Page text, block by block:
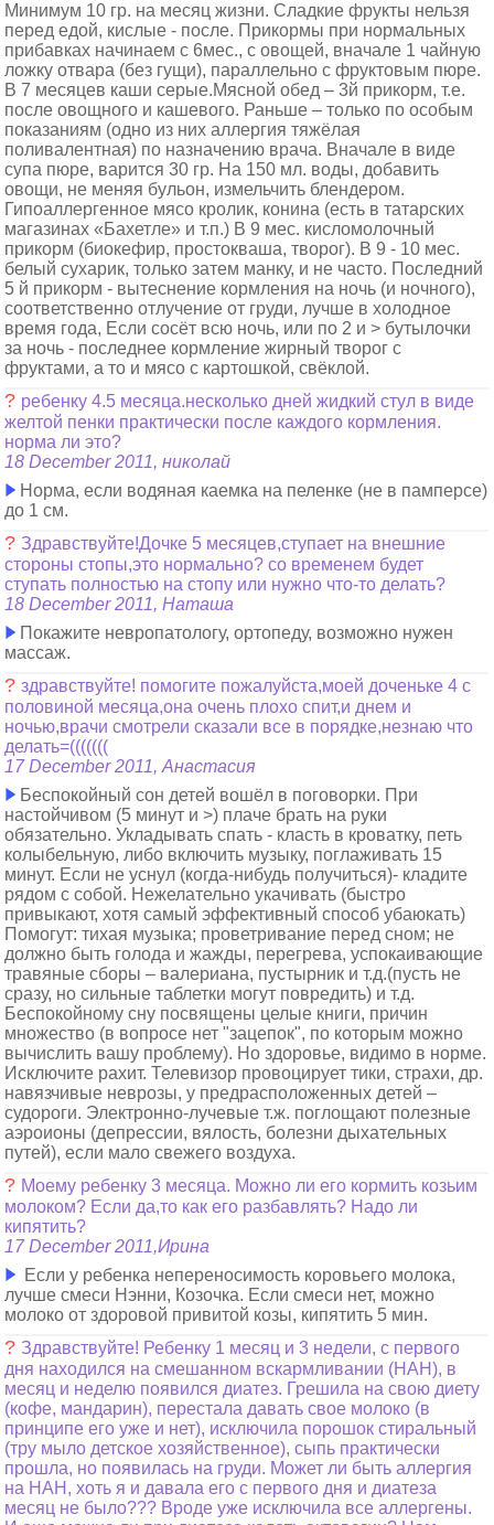
Минимум 10 гр. на месяц жизни. Сладкие фрукты нельзя
перед едой, кислые - после. Прикормы при нормальных
прибавках начинаем с 6мес., с овощей, вначале 1 чайную
ложку отвара (без гущи), параллельно с фруктовым пюре.
В 7 месяцев каши серые.Мясной обед – 3й прикорм, т.е.
после овощного и кашевого. Раньше – только по особым
показаниям (одно из них аллергия тяжёлая
поливалентная) по назначению врача. Вначале в виде
супа пюре, варится 30 гр. На 150 мл. воды, добавить
овощи, не меняя бульон, измельчить блендером.
Гипоаллергенное мясо кролик, конина (есть в татарских
магазинах «Бахетле» и т.п.) В 9 мес. кисломолочный
прикорм (биокефир, простокваша, творог). В 9 - 10 мес.
белый сухарик, только затем манку, и не часто. Последний
5 й прикорм - вытеснение кормления на ночь (и ночного),
соответственно отлучение от груди, лучше в холодное
время года, Если сосёт всю ночь, или по 2 и > бутылочки
за ночь - последнее кормление жирный творог с
фруктами, а то и мясо с картошкой, свёклой.
? ребенку 4.5 месяца.несколько дней жидкий стул в виде
желтой пенки практически после каждого кормления.
норма ли это?
18 December 2011, николай
Норма, если водяная каемка на пеленке (не в памперсе)
до 1 см.
? Здравствуйте!Дочке 5 месяцев,ступает на внешние
стороны стопы,это нормально? со временем будет
ступать полностью на стопу или нужно что-то делать?
18 December 2011, Наташа
Покажите невропатологу, ортопеду, возможно нужен
массаж.
?здравствуйте! помогите пожалуйста,моей доченьке 4 с
половиной месяца,она очень плохо спит,и днем и
ночью,врачи смотрели сказали все в порядке,незнаю что
делать=(((((((
17 December 2011, Анастасия
Беспокойный сон детей вошёл в поговорки. При
настойчивом (5 минут и >) плаче брать на руки
обязательно. Укладывать спать - класть в кроватку, петь
колыбельную, либо включить музыку, поглаживать 15
минут. Если не уснул (когда-нибудь получиться)- кладите
рядом с собой. Нежелательно укачивать (быстро
привыкают, хотя самый эффективный способ убаюкать)
Помогут: тихая музыка; проветривание перед сном; не
должно быть голода и жажды, перегрева, успокаивающие
травяные сборы – валериана, пустырник и т.д.(пусть не
сразу, но сильные таблетки могут повредить) и т.д.
Беспокойному сну посвящены целые книги, причин
множество (в вопросе нет "зацепок", по которым можно
вычислить вашу проблему). Но здоровье, видимо в норме.
Исключите рахит. Телевизор провоцирует тики, страхи, др.
навязчивые неврозы, у предрасположенных детей –
судороги. Электронно-лучевые т.ж. поглощают полезные
аэроионы (депрессии, вялость, болезни дыхательных
путей), если мало свежего воздуха.
? Моему ребенку 3 месяца. Можно ли его кормить козьим
молоком? Если да,то как его разбавлять? Надо ли
кипятить?
17 December 2011,Ирина
Если у ребенка непереносимость коровьего молока,
лучше смеси Нэнни, Козочка. Если смеси нет, можно
молоко от здоровой привитой козы, кипятить 5 мин.
? Здравствуйте! Ребенку 1 месяц и 3 недели, с первого
дня находился на смешанном вскармливании (НАН), в
месяц и неделю появился диатез. Грешила на свою диету
(кофе, мандарин), перестала давать свое молоко (в
принципе его уже и нет), исключила порошок стиральный
(тру мыло детское хозяйственное), сыпь практически
прошла, но появилась на груди. Может ли быть аллергия
на НАН, хоть я и давала его с первого дня и диатеза
месяц не было??? Вроде уже исключила все аллергены.